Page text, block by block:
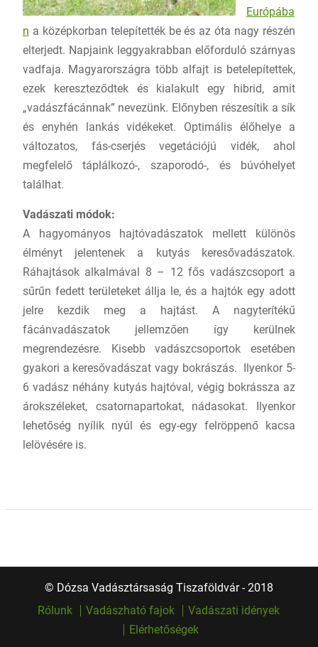
Európába
n a középkorban telepítették be és az óta nagy részén
elterjedt. Napjaink leggyakrabban előforduló szárnyas
vadfaja. Magyarországra több alfajt is betelepítettek,
ezek kereszteződtek és kialakult egy hibrid, amit
„vadászfácánnak” nevezünk. Előnyben részesítik a sík
és enyhén lankás vidékeket. Optimális élőhelye a
változatos, fás-cserjés vegetációjú vidék, ahol
megfelelő táplálkozó-, szaporodó-, és búvóhelyet
találhat.
Vadászati módok:
A hagyományos hajtóvadászatok mellett különös
élményt jelentenek a kutyás keresővadászatok.
Ráhajtások alkalmával 8 – 12 fős vadászcsoport a
sűrűn fedett területeket állja le, és a hajtók egy adott
jelre kezdik meg a hajtást. A nagyterítékű
fácánvadászatok jellemzően így kerülnek
megrendezésre. Kisebb vadászcsoportok esetében
gyakori a keresővadászat vagy bokrászás. Ilyenkor 5-
6 vadász néhány kutyás hajtóval, végig bokrássza az
árokszéleket, csatornapartokat, nádasokat. Ilyenkor
lehetőség nyílik nyúl és egy-egy felröppenő kacsa
lelövésére is.
© Dózsa Vadásztársaság Tiszaföldvár - 2018
Rólunk
Vadászható fajok
Vadászati idények
Elérhetőségek